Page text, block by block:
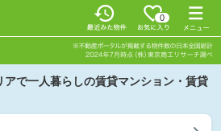
0
アで一人暮らしの賃貸マンション・賃貸